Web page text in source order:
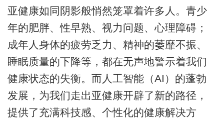
亚健康如同阴影般悄然笼罩着许多人。青少
年的肥胖、性早熟、视力问题、心理障碍；
成年人身体的疲劳乏力、精神的萎靡不振、
睡眠质量的下降等，都在无声地警示着我们
健康状态的失衡。而人工智能（AI）的蓬勃
发展，为我们走出亚健康开辟了新的路径，
提供了充满科技感、个性化的健康解决方